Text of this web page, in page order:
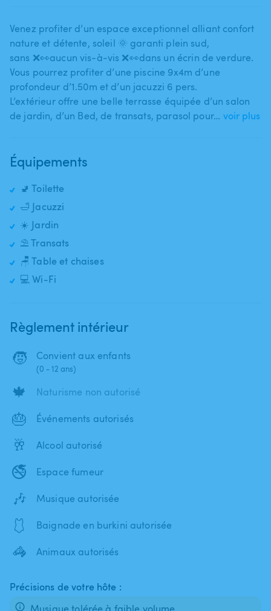
Venez profiter d’un espace exceptionnel alliant confort
nature et détente​,​ soleil 🌞 garanti plein sud​,​
sans ❌👀aucun vis-à-vis ❌👀dans un écrin de verdure.
Vous pourrez profiter d’une piscine 9x4m d’une
profondeur d’1.50m et d’un jacuzzi 6 pers.
L’extérieur offre une belle terrasse équipée d’un salon
de jardin​,​ d’un Bed​,​ de transats​,​ parasol pour… voir plus
Équipements
🚽 Toilette
🛁 Jacuzzi
☀️ Jardin
⛱️ Transats
🪑 Table et chaises
💻 Wi-Fi
Règlement intérieur
🧒 Convient aux enfants
(0 - 12 ans)
🍁 Naturisme non autorisé
🎂 Événements autorisés
🥂 Alcool autorisé
🚭 Espace fumeur
🎶 Musique autorisée
🩱 Baignade en burkini autorisée
🦓 Animaux autorisés
Précisions de votre hôte :